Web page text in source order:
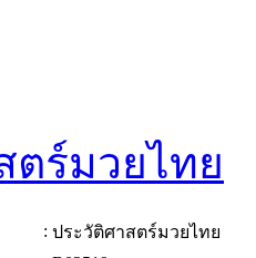
ตร์มวยไทย
: ประวัติศาสตร์มวยไทย